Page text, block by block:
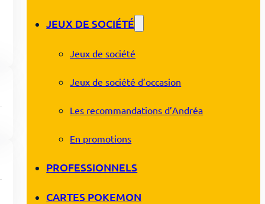
JEUX DE SOCIÉTÉ
Jeux de société
Jeux de société d’occasion
Les recommandations d’Andréa
En promotions
PROFESSIONNELS
CARTES POKEMON